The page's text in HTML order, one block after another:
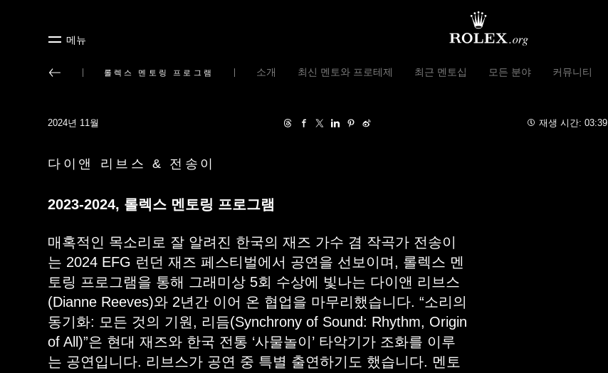
메뉴
롤렉스 멘토링 프로그램 소개 최신 멘토와 프로테제 최근 멘토십 모든 분야 커뮤니티
2024년 11월 재생 시간: 03:39
다이앤 리브스 & 전송이
2023-2024, 롤렉스 멘토링 프로그램
매혹적인 목소리로 잘 알려진 한국의 재즈 가수 겸 작곡가 전송이
는 2024 EFG 런던 재즈 페스티벌에서 공연을 선보이며, 롤렉스 멘
토링 프로그램을 통해 그래미상 5회 수상에 빛나는 다이앤 리브스
(Dianne Reeves)와 2년간 이어 온 협업을 마무리했습니다. “소리의
동기화: 모든 것의 기원, 리듬(Synchrony of Sound: Rhythm, Origin
of All)”은 현대 재즈와 한국 전통 ‘사물놀이’ 타악기가 조화를 이루
는 공연입니다. 리브스가 공연 중 특별 출연하기도 했습니다. 멘토